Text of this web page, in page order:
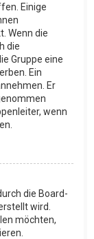
Einige
Wenn die
die
Gruppe eine
Ein
Er
wenn
die Board-
wird.
möchten,